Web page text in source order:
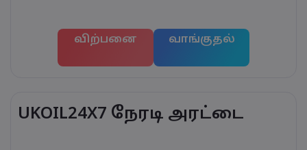
விற்பனை வாங்குதல்
UKOIL24X7 நேரடி அரட்டை